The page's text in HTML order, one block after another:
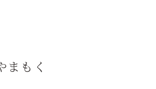
まもく